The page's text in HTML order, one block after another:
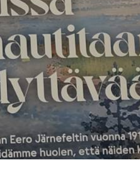
Kolin Rintasenvaaran
Rintasenvaaralle.
maisema-alueella, ja on osa
Suomen tunnetuinta
ravintolatiloja sekä niitä
on maisemallisesti jo pilalla siellä
ennallistamistoimilla niiden